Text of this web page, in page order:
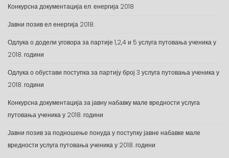
Конкурсна документација ел. енергија 2018
Јавни позив ел енергија 2018.
Одлука о додели уговора за партије 1,2,4 и 5 услуга путовања ученика у
2018. години
Одлука о обустави поступка за партију број 3 услуга путовања ученика у
2018. години
Конкурсна документација за јавну набавку мале вредности услуга
путовања ученика у 2018. години
Јавни позив за подношење понуда у поступку јавне набавке мале
вредности услуга путовања ученика у 2018. години